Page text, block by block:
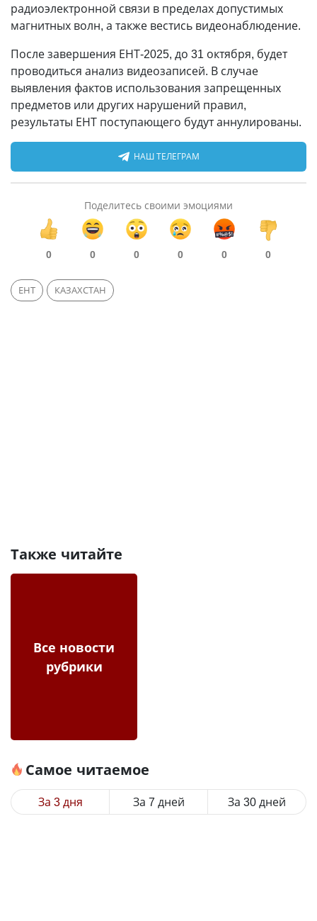
радиоэлектронной связи в пределах допустимых
магнитных волн, а также вестись видеонаблюдение.
После завершения ЕНТ-2025, до 31 октября, будет
проводиться анализ видеозаписей. В случае
выявления фактов использования запрещенных
предметов или других нарушений правил,
результаты ЕНТ поступающего будут аннулированы.
НАШ ТЕЛЕГРАМ
Поделитесь своими эмоциями
0 0 0 0 0 0
ЕНТ КАЗАХСТАН
Также читайте
Все новости
рубрики
Самое читаемое
За 3 дня За 7 дней За 30 дней